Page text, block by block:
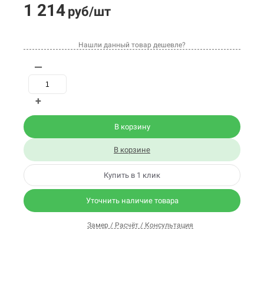
1 214руб/шт
Нашли данный товар дешевле?
—
+
В корзину
В корзине
Купить в 1 клик
Уточнить наличие товара
Замер / Расчёт / Консультация